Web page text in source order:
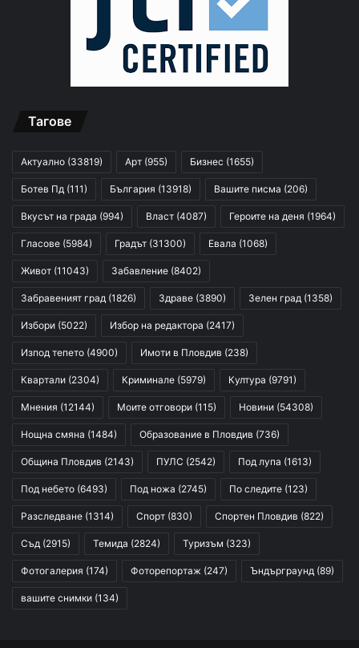
Тагове
Актуално (33819) Арт (955) Бизнес (1655)
Ботев Пд (111) България (13918) Вашите писма (206)
Вкусът на града (994) Власт (4087) Героите на деня (1964)
Гласове (5984) Градът (31300) Евала (1068)
Живот (11043) Забавление (8402)
Забравеният град (1826) Здраве (3890) Зелен град (1358)
Избори (5022) Избор на редактора (2417)
Изпод тепето (4900) Имоти в Пловдив (238)
Квартали (2304) Криминале (5979) Култура (9791)
Мнения (12144) Моите отговори (115) Новини (54308)
Нощна смяна (1484) Образование в Пловдив (736)
Община Пловдив (2143) ПУЛС (2542) Под лупа (1613)
Под небето (6493) Под ножа (2745) По следите (123)
Разследване (1314) Спорт (830) Спортен Пловдив (822)
Съд (2915) Темида (2824) Туризъм (323)
Фотогалерия (174) Фоторепортаж (247) Ъндърграунд (89)
вашите снимки (134)